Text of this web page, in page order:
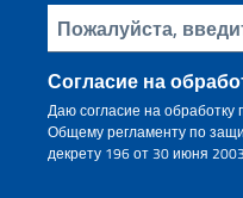
Bставьте свой адрес электронной почты
Согласие на
Даю согласие на
Общему регламенту по
декрету 196 от 30 июня 2003